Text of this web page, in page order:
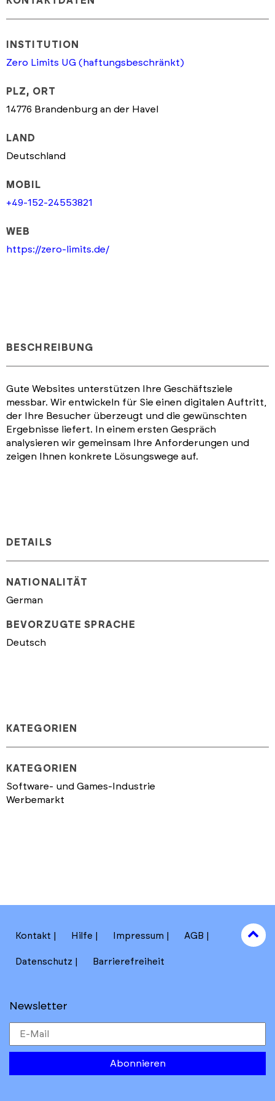
INSTITUTION
Zero Limits UG (haftungsbeschränkt)
PLZ, ORT
14776 Brandenburg an der Havel
LAND
Deutschland
MOBIL
+49-152-24553821
WEB
https://zero-limits.de/
BESCHREIBUNG
Gute Websites unterstützen Ihre Geschäftsziele
messbar. Wir entwickeln für Sie einen digitalen Auftritt,
der Ihre Besucher überzeugt und die gewünschten
Ergebnisse liefert. In einem ersten Gespräch
analysieren wir gemeinsam Ihre Anforderungen und
zeigen Ihnen konkrete Lösungswege auf.
DETAILS
NATIONALITÄT
German
BEVORZUGTE SPRACHE
Deutsch
KATEGORIEN
KATEGORIEN
Software- und Games-Industrie
Werbemarkt
Kontakt Hilfe Impressum AGB
Datenschutz Barrierefreiheit
Newsletter
Abonnieren
to
top